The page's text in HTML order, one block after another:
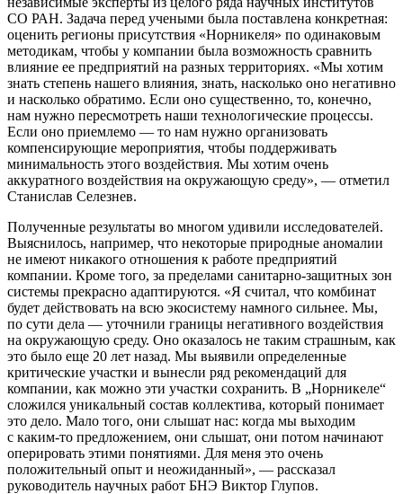
СО РАН. Задача перед учеными была поставлена конкретная:
оценить регионы присутствия «Норникеля» по одинаковым
методикам, чтобы у компании была возможность сравнить
влияние ее предприятий на разных территориях. «Мы хотим
знать степень нашего влияния, знать, насколько оно негативно
и насколько обратимо. Если оно существенно, то, конечно,
нам нужно пересмотреть наши технологические процессы.
Если оно приемлемо — то нам нужно организовать
компенсирующие мероприятия, чтобы поддерживать
минимальность этого воздействия. Мы хотим очень
аккуратного воздействия на окружающую среду», — отметил
Станислав Селезнев.
Полученные результаты во многом удивили исследователей.
Выяснилось, например, что некоторые природные аномалии
не имеют никакого отношения к работе предприятий
компании. Кроме того, за пределами санитарно-защитных зон
системы прекрасно адаптируются. «Я считал, что комбинат
будет действовать на всю экосистему намного сильнее. Мы,
по сути дела — уточнили границы негативного воздействия
на окружающую среду. Оно оказалось не таким страшным, как
это было еще 20 лет назад. Мы выявили определенные
критические участки и вынесли ряд рекомендаций для
компании, как можно эти участки сохранить. В „Норникеле“
сложился уникальный состав коллектива, который понимает
это дело. Мало того, они слышат нас: когда мы выходим
с каким-то предложением, они слышат, они потом начинают
оперировать этими понятиями. Для меня это очень
положительный опыт и неожиданный», — рассказал
руководитель научных работ БНЭ Виктор Глупов.